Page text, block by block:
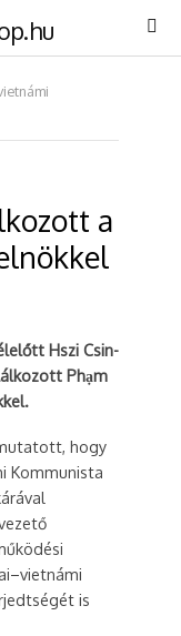
a
Hszi Csin-
Phạm
hogy
Kommunista
is